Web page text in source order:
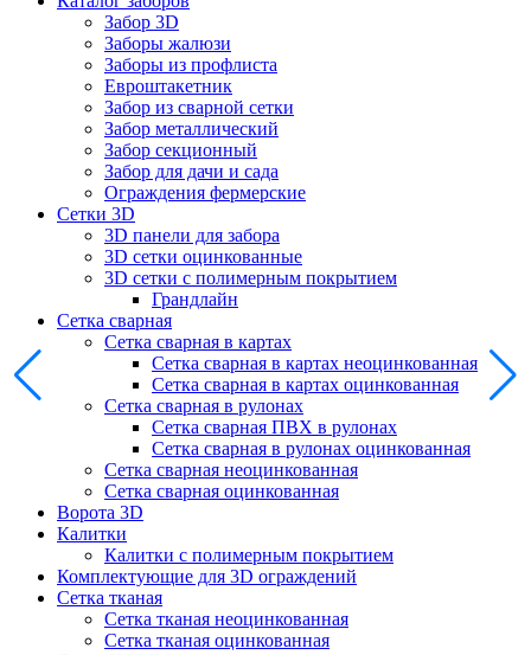
Забор 3D
Заборы жалюзи
Заборы из профлиста
Евроштакетник
Забор из сварной сетки
Забор металлический
Забор секционный
Забор для дачи и сада
Ограждения фермерские
Сетки 3D
3D панели для забора
3D сетки оцинкованные
3D сетки с полимерным покрытием
Грандлайн
Сетка сварная
Сетка сварная в картах
Сетка сварная в картах неоцинкованная
Сетка сварная в картах оцинкованная
Сетка сварная в рулонах
Cетка сварная ПВХ в рулонах
Сетка сварная в рулонах оцинкованная
Сетка сварная неоцинкованная
Сетка сварная оцинкованная
Ворота 3D
Калитки
Калитки с полимерным покрытием
Комплектующие для 3D ограждений
Сетка тканая
Сетка тканая неоцинкованная
Сетка тканая оцинкованная